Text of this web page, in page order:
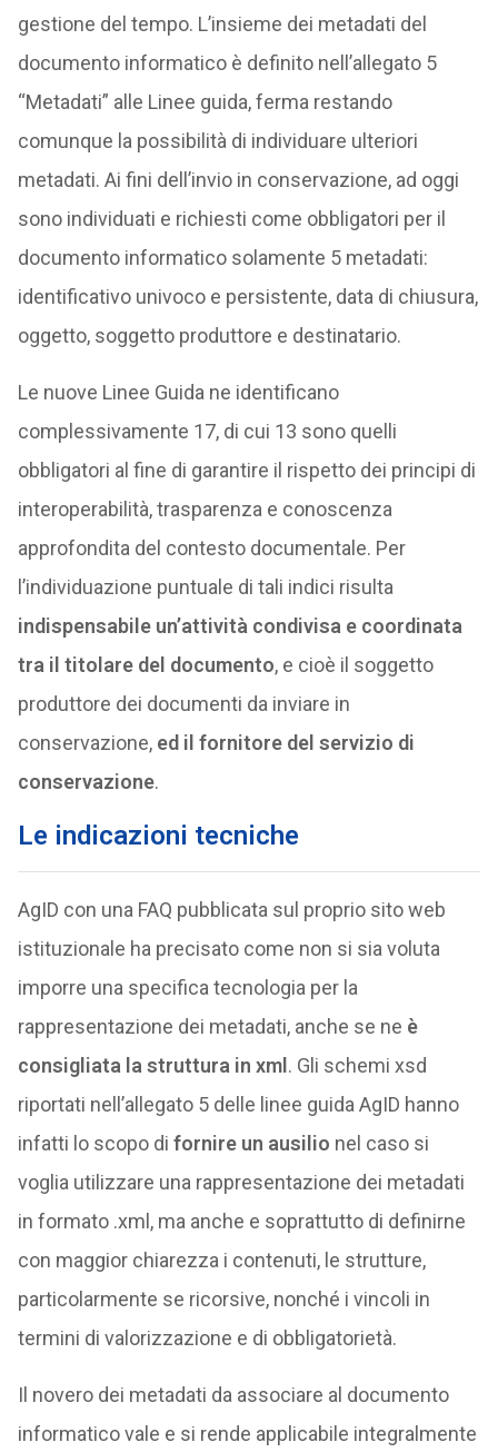
gestione del tempo. L’insieme dei metadati del
documento informatico è definito nell’allegato 5
“Metadati” alle Linee guida, ferma restando
comunque la possibilità di individuare ulteriori
metadati. Ai fini dell’invio in conservazione, ad oggi
sono individuati e richiesti come obbligatori per il
documento informatico solamente 5 metadati:
identificativo univoco e persistente, data di chiusura,
oggetto, soggetto produttore e destinatario.
Le nuove Linee Guida ne identificano
complessivamente 17, di cui 13 sono quelli
obbligatori al fine di garantire il rispetto dei principi di
interoperabilità, trasparenza e conoscenza
approfondita del contesto documentale. Per
l’individuazione puntuale di tali indici risulta
indispensabile un’attività condivisa e coordinata
tra il titolare del documento, e cioè il soggetto
produttore dei documenti da inviare in
conservazione, ed il fornitore del servizio di
conservazione.
Le indicazioni tecniche
AgID con una FAQ pubblicata sul proprio sito web
istituzionale ha precisato come non si sia voluta
imporre una specifica tecnologia per la
rappresentazione dei metadati, anche se ne è
consigliata la struttura in xml . Gli schemi xsd
riportati nell’allegato 5 delle linee guida AgID hanno
infatti lo scopo di fornire un ausilio nel caso si
voglia utilizzare una rappresentazione dei metadati
in formato .xml, ma anche e soprattutto di definirne
con maggior chiarezza i contenuti, le strutture,
particolarmente se ricorsive, nonché i vincoli in
termini di valorizzazione e di obbligatorietà.
Il novero dei metadati da associare al documento
informatico vale e si rende applicabile integralmente